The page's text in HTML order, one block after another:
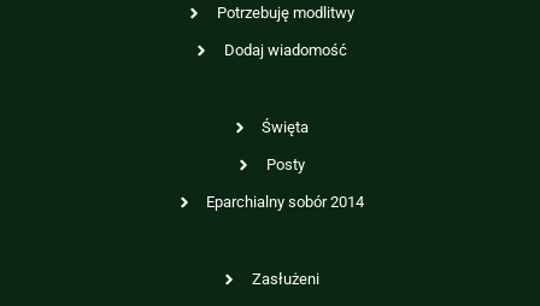
Potrzebuję modlitwy
Dodaj wiadomość
Święta
Posty
Eparchialny sobór 2014
Zasłużeni